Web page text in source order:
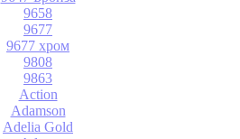
9658
9677
9677 хром
9808
9863
Action
Adamson
Adelia Gold